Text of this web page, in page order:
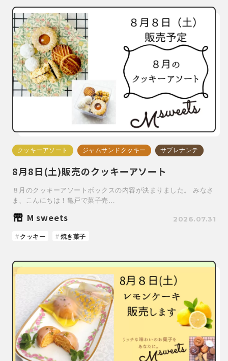
クッキーアソート ジャムサンドクッキー サブレナンテ
8月8日(土)販売のクッキーアソート
８月のクッキーアソートボックスの内容が決まりました。 みなさ
ま、こんにちは！亀戸で菓子売…
M sweets 2026.07.31
クッキー 焼き菓子